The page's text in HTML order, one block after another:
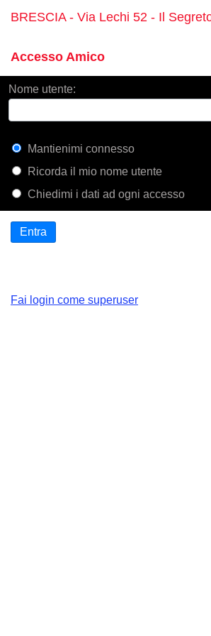
BRESCIA - Via Lechi 52 - Il
Accesso Amico
Nome utente:
Mantienimi connesso
Ricorda il mio nome utente
Chiedimi i dati ad ogni accesso
Entra
Fai login come superuser